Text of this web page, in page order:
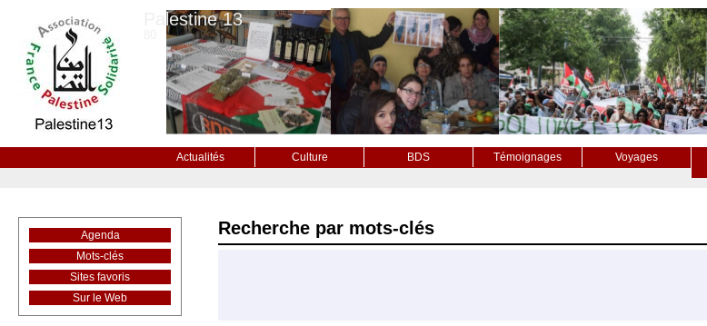
Palestine 13
Actualités Culture BDS Témoignages Voyages
Recherche par mots-clés
Agenda
Mots-clés
Sites favoris
Sur le Web